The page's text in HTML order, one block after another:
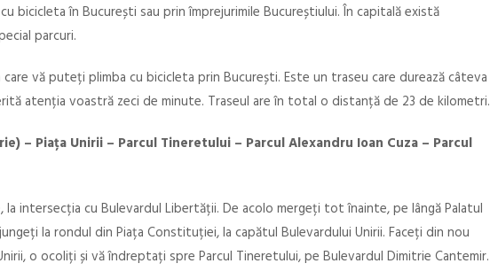
bicicleta în București sau prin împrejurimile Bucureștiului. În capitală există
parcuri.
vă puteți plimba cu bicicleta prin București. Este un traseu care durează câteva
atenția voastră zeci de minute. Traseul are în total o distanță de 23 de kilometri.
– Piața Unirii – Parcul Tineretului – Parcul Alexandru Ioan Cuza – Parcul
la intersecția cu Bulevardul Libertății. De acolo mergeți tot înainte, pe lângă Palatul
la rondul din Piața Constituției, la capătul Bulevardului Unirii. Faceți din nou
o ocoliți și vă îndreptați spre Parcul Tineretului, pe Bulevardul Dimitrie Cantemir.